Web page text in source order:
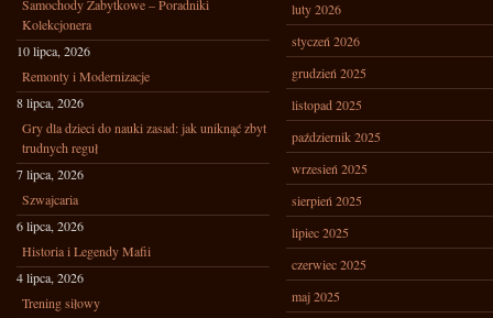
Samochody Zabytkowe – Poradniki
Kolekcjonera
10 lipca, 2026
Remonty i Modernizacje
8 lipca, 2026
Gry dla dzieci do nauki zasad: jak uniknąć zbyt
trudnych reguł
7 lipca, 2026
Szwajcaria
6 lipca, 2026
Historia i Legendy Mafii
4 lipca, 2026
Trening siłowy
luty 2026
styczeń 2026
grudzień 2025
listopad 2025
październik 2025
wrzesień 2025
sierpień 2025
lipiec 2025
czerwiec 2025
maj 2025